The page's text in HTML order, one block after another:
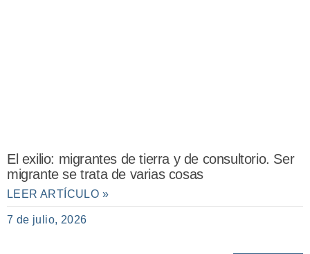
El exilio: migrantes de tierra y de consultorio. Ser
migrante se trata de varias cosas
LEER ARTÍCULO »
7 de julio, 2026